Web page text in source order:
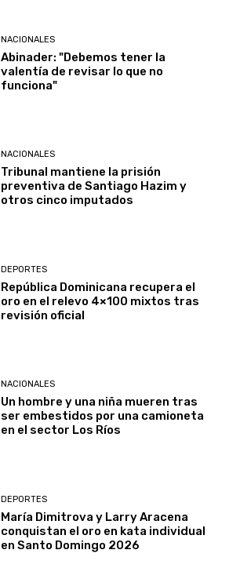
NACIONALES
Abinader: "Debemos tener la
valentía de revisar lo que no
funciona"
NACIONALES
Tribunal mantiene la prisión
preventiva de Santiago Hazim y
otros cinco imputados
DEPORTES
República Dominicana recupera el
oro en el relevo 4×100 mixtos tras
revisión oficial
NACIONALES
Un hombre y una niña mueren tras
ser embestidos por una camioneta
en el sector Los Ríos
DEPORTES
María Dimitrova y Larry Aracena
conquistan el oro en kata individual
en Santo Domingo 2026